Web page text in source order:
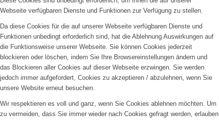
Webseite verfügbaren Dienste und Funktionen zur Verfügung zu stellen.
Da diese Cookies für die auf unserer Webseite verfügbaren Dienste und
Funktionen unbedingt erforderlich sind, hat die Ablehnung Auswirkungen auf
die Funktionsweise unserer Webseite. Sie können Cookies jederzeit
blockieren oder löschen, indem Sie Ihre Browsereinstellungen ändern und
das Blockieren aller Cookies auf dieser Webseite erzwingen. Sie werden
jedoch immer aufgefordert, Cookies zu akzeptieren / abzulehnen, wenn Sie
unsere Website erneut besuchen.
Wir respektieren es voll und ganz, wenn Sie Cookies ablehnen möchten. Um
zu vermeiden, dass Sie immer wieder nach Cookies gefragt werden, erlauben